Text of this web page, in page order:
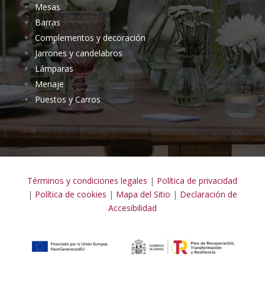
Mesas
Barras
Complementos y decoración
Jarrones y candelabros
Lámparas
Menaje
Puestos y Carros
Términos y condiciones legales | Política de privacidad
| Política de cookies | Mapa del Sitio | Declaración de
Accesibilidad